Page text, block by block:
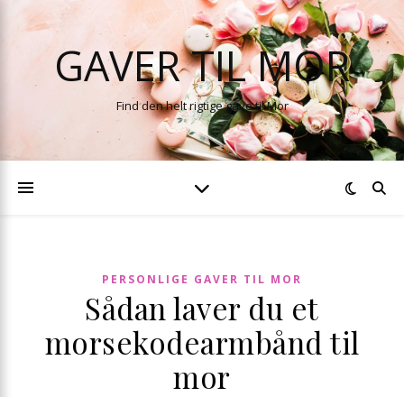
GAVER TIL MOR
Find den helt rigtige gave til Mor
PERSONLIGE GAVER TIL MOR
Sådan laver du et
morsekodearmbånd til
mor